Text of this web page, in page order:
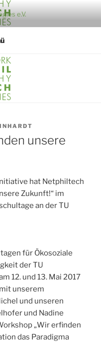
e.V.
unsere
hat Netphiltech
Zukunft!“ im
an der TU
für Ökosoziale
der TU
12. und 13. Mai 2017
unserem
und unseren
und Nadine
„Wir erfinden
das Paradigma